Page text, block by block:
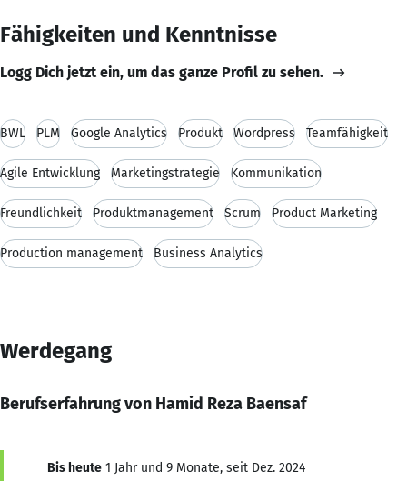
Fähigkeiten und Kenntnisse
Logg Dich jetzt ein, um das ganze Profil zu sehen.
BWL PLM Google Analytics Produkt Wordpress Teamfähigkeit
Agile Entwicklung Marketingstrategie Kommunikation
Freundlichkeit Produktmanagement Scrum Product Marketing
Production management Business Analytics
Werdegang
Berufserfahrung von Hamid Reza Baensaf
Bis heute 1 Jahr und 9 Monate, seit Dez. 2024